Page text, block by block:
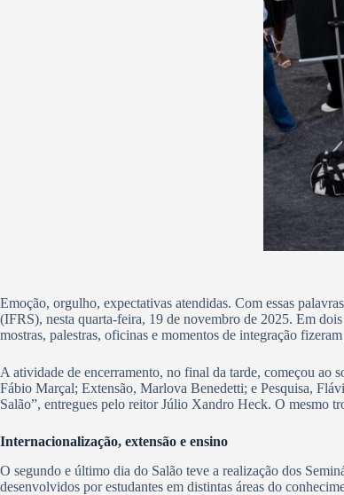
Emoção, orgulho, expectativas atendidas. Com essas
(IFRS), nesta quarta-feira, 19 de novembro de 2025. Em
mostras, palestras, oficinas e momentos de integração
A atividade de encerramento, no final da tarde, começou ao
Fábio Marçal; Extensão, Marlova Benedetti; e Pesquisa,
Salão”, entregues pelo reitor Júlio Xandro Heck. O mesmo
Internacionalização, extensão e ensino
O segundo e último dia do Salão teve a realização dos
desenvolvidos por estudantes em distintas áreas do